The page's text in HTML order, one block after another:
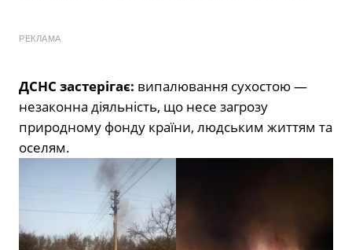
РЕКЛАМА
ДСНС застерігає: випалювання сухостою —
незаконна діяльність, що несе загрозу
природному фонду країни, людським життям та
оселям.